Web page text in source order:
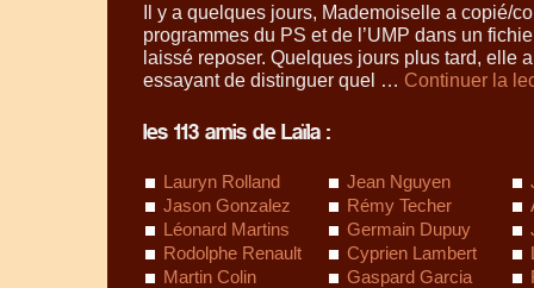
Il y a quelques jours, Mademoiselle a copié/
programmes du PS et de l’UMP dans un
laissé reposer. Quelques jours plus tard, elle
essayant de distinguer quel … Continuer la
les 113 amis de Laïla :
Lauryn Rolland Jean Nguyen
Jason Gonzalez
Rémy Techer
Léonard Martins
Germain Dupuy
Rodolphe Renault
Cyprien Lambert
Martin Colin
Gaspard Garcia